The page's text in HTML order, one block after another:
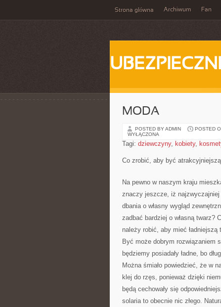
Strona główna Archiwum Fan
MODA
POSTED BY ADMIN POSTED
WYŁĄCZONA
Tagi: dziewczyny, kobiety,
Co zrobić, aby być
Na pewno w naszym kraju
znaczy jeszcze, iż
dbania o własny wygląd
zadbać bardziej o własną twarz?
należy robić, aby mieć
Być może dobrym rozwiązaniem
będziemy posiadały ładne, bo
Można śmiało powiedzieć, że w
klej do rzęs, ponieważ dzięki
będą cechowały się
solaria to obecnie nic złego.